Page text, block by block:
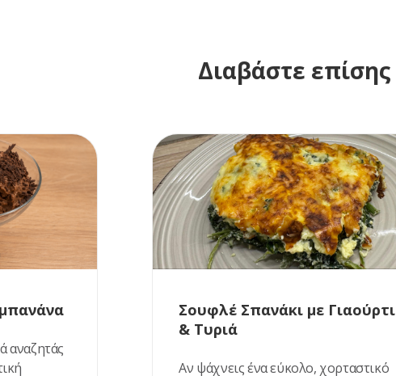
Διαβάστε επίσης
αναζητάς
Σουφλέ Σπανάκι με Γιαούρτι
& Τυριά
Αν ψάχνεις ένα εύκολο, χορταστικό